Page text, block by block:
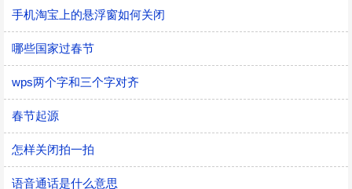
手机淘宝上的悬浮窗如何关闭
哪些国家过春节
wps两个字和三个字对齐
春节起源
怎样关闭拍一拍
语音通话是什么意思